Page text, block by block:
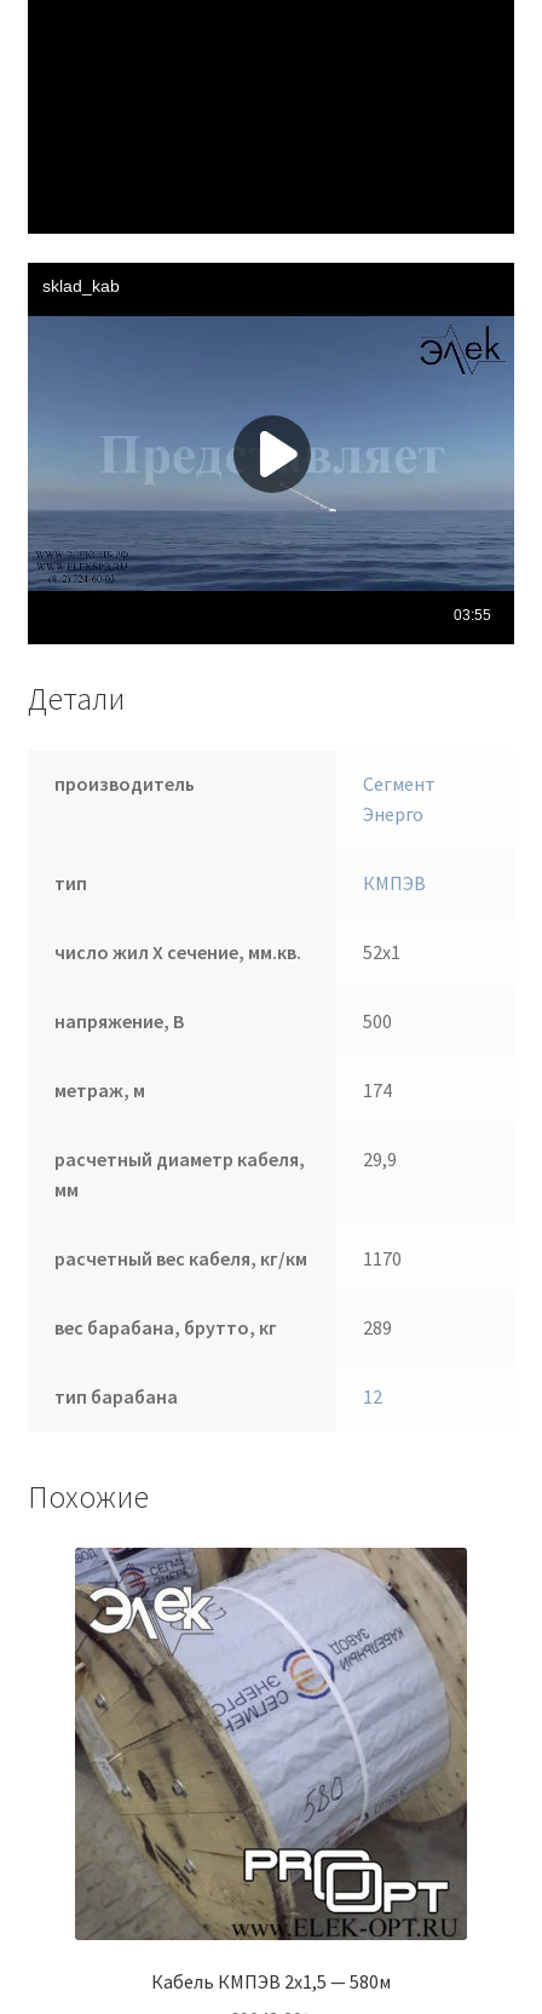
Детали
производитель
Сегмент
Энерго
тип КМПЭВ
число жил Х сечение, мм.кв. 52х1
напряжение, В 500
метраж, м 174
расчетный диаметр кабеля,
мм
29,9
расчетный вес кабеля, кг/км 1170
вес барабана, брутто, кг 289
тип барабана 12
Похожие
Кабель КМПЭВ 2х1,5 — 580м